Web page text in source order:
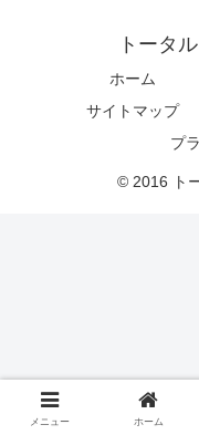
トータ
ホーム
サイトマップ
プ
© 2016 ト
メニュー ホーム